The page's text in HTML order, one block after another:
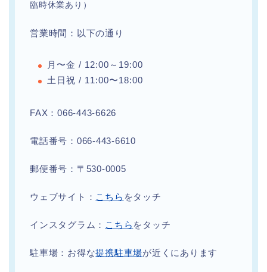
臨時休業あり）
営業時間：以下の通り
月〜金 / 12:00～19:00
土日祝 / 11:00〜18:00
FAX：066-443-6626
電話番号：066-443-6610
郵便番号：〒530-0005
ウェブサイト： こちら をタッチ
インスタグラム： こちら をタッチ
駐車場：お得な提携駐車場が近くにあります